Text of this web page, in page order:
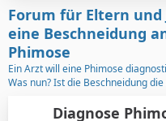
ä
g
e
t
e
B
e
i
t
Forum für Eltern
eine Beschneidung
Phimose
Ein Arzt will eine Phimose
Was nun? Ist die Beschneidung
Diagnose